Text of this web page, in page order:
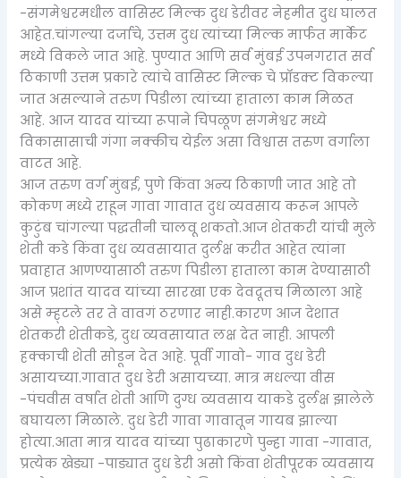
-संगमेश्वरमधील वासिस्ट मिल्क दुध डेरीवर नेहमीत दुध घालत
आहेत.चांगल्या दर्जाचे, उत्तम दुध त्यांच्या मिल्क मार्फत मार्केट
मध्ये विकले जात आहे. पुण्यात आणि सर्व मुंबई उपनगरात सर्व
ठिकाणी उत्तम प्रकारे त्यांचे वासिस्ट मिल्क चे प्रॉडक्ट विकल्या
जात असल्याने तरुण पिडीला त्यांच्या हाताला काम मिळत
आहे. आज यादव यांच्या रूपाने चिपळूण संगमेश्वर मध्ये
विकासासाची गंगा नक्कीच येईल असा विश्वास तरुण वर्गाला
वाटत आहे.
आज तरुण वर्ग मुंबई, पुणे किंवा अन्य ठिकाणी जात आहे तो
कोकण मध्ये राहून गावा गावात दुध व्यवसाय करून आपले
कुटुंब चांगल्या पद्धतीनी चालवू शकतो.आज शेतकरी यांची मुले
शेती कडे किंवा दुध व्यवसायात दुर्लक्ष करीत आहेत त्यांना
प्रवाहात आणण्यासाठी तरुण पिडीला हाताला काम देण्यासाठी
आज प्रशांत यादव यांच्या सारखा एक देवदूतच मिळाला आहे
असे म्ह्टले तर ते वावगं ठरणार नाही.कारण आज देशात
शेतकरी शेतीकडे, दुध व्यवसायात लक्ष देत नाही. आपली
हक्काची शेती सोडून देत आहे. पूर्वी गावो- गाव दुध डेरी
असायच्या.गावात दुध डेरी असायच्या. मात्र मधल्या वीस
-पंचवीस वर्षात शेती आणि दुग्ध व्यवसाय याकडे दुर्लक्ष झालेले
बघायला मिळाले. दुध डेरी गावा गावातून गायब झाल्या
होत्या.आता मात्र यादव यांच्या पुढाकारणे पुन्हा गावा -गावात,
प्रत्येक खेड्या -पाड्यात दुध डेरी असो किंवा शेतीपूरक व्यवसाय